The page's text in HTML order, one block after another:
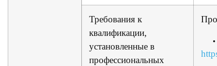
Требования к
квалификации,
установленные в
профессиональных